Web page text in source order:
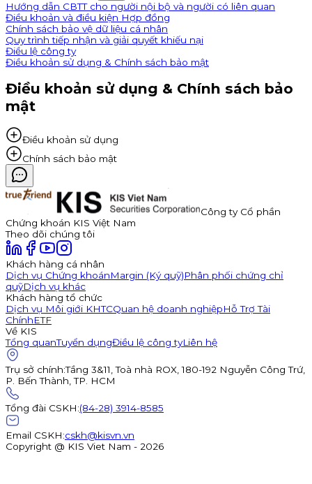
Hướng dẫn CBTT cho người nội bộ và người có liên quan
Điều khoản và điều kiện Hợp đồng
Chính sách bảo vệ dữ liệu cá nhân
Quy trình tiếp nhận và giải quyết khiếu nại
Điều lệ công ty
Điều khoản sử dụng & Chính sách bảo mật
Điều khoản sử dụng & Chính sách bảo
mật
Điều khoản sử dụng
Chính sách bảo mật
Công ty Cổ phần
Chứng khoán KIS Việt Nam
Theo dõi chúng tôi
Khách hàng cá nhân
Dịch vụ Chứng khoánMargin (Ký quỹ)Phân phối chứng chỉ
quỹDịch vụ khác
Khách hàng tổ chức
Dịch vụ Môi giới KHTCQuan hệ doanh nghiệpHỗ Trợ Tài
ChínhETF
Về KIS
Tổng quanTuyển dụngĐiều lệ công tyLiên hệ
Trụ sở chính:Tầng 3&11, Toà nhà ROX, 180-192 Nguyễn Công Trứ,
P. Bến Thành, TP. HCM
Tổng đài CSKH:(84-28) 3914-8585
Email CSKH:cskh@kisvn.vn
Copyright @ KIS Viet Nam - 2026